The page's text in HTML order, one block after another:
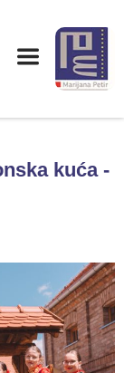
kuća -